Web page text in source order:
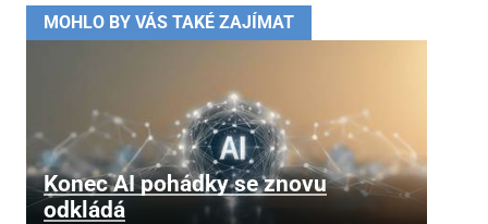
MOHLO BY VÁS TAKÉ ZAJÍMAT
Konec AI pohádky se znovu
odkládá